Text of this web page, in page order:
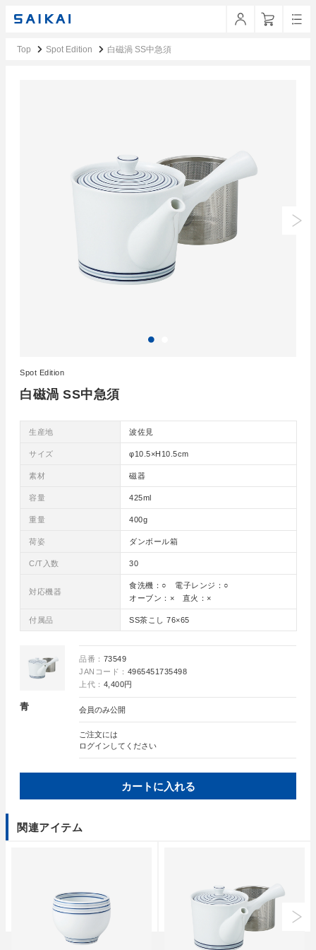
Top Spot Edition 白磁渦 SS中急須
白磁渦 SS中急須
Spot Edition
生産地 波佐見
サイズ φ10.5×H10.5cm
素材 磁器
容量 425ml
重量 400g
荷姿 ダンボール箱
C/T入数 30
対応機器
食洗機：○ 電子レンジ：○
オーブン：× 直火：×
付属品 SS茶こし 76×65
青
品番： 73549
JANコード： 4965451735498
上代： 4,400円
会員のみ公開
ご注文には
ログイン してください
カートに入れる
関連アイテム